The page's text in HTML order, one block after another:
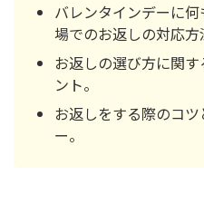
バレンタインデーに
場でのお返しの対応方
お返しの選び方に関
ント。
お返しをする際のコ
ー。